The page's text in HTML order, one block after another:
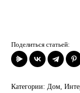
Поделиться статьей:
Категории:Дом,